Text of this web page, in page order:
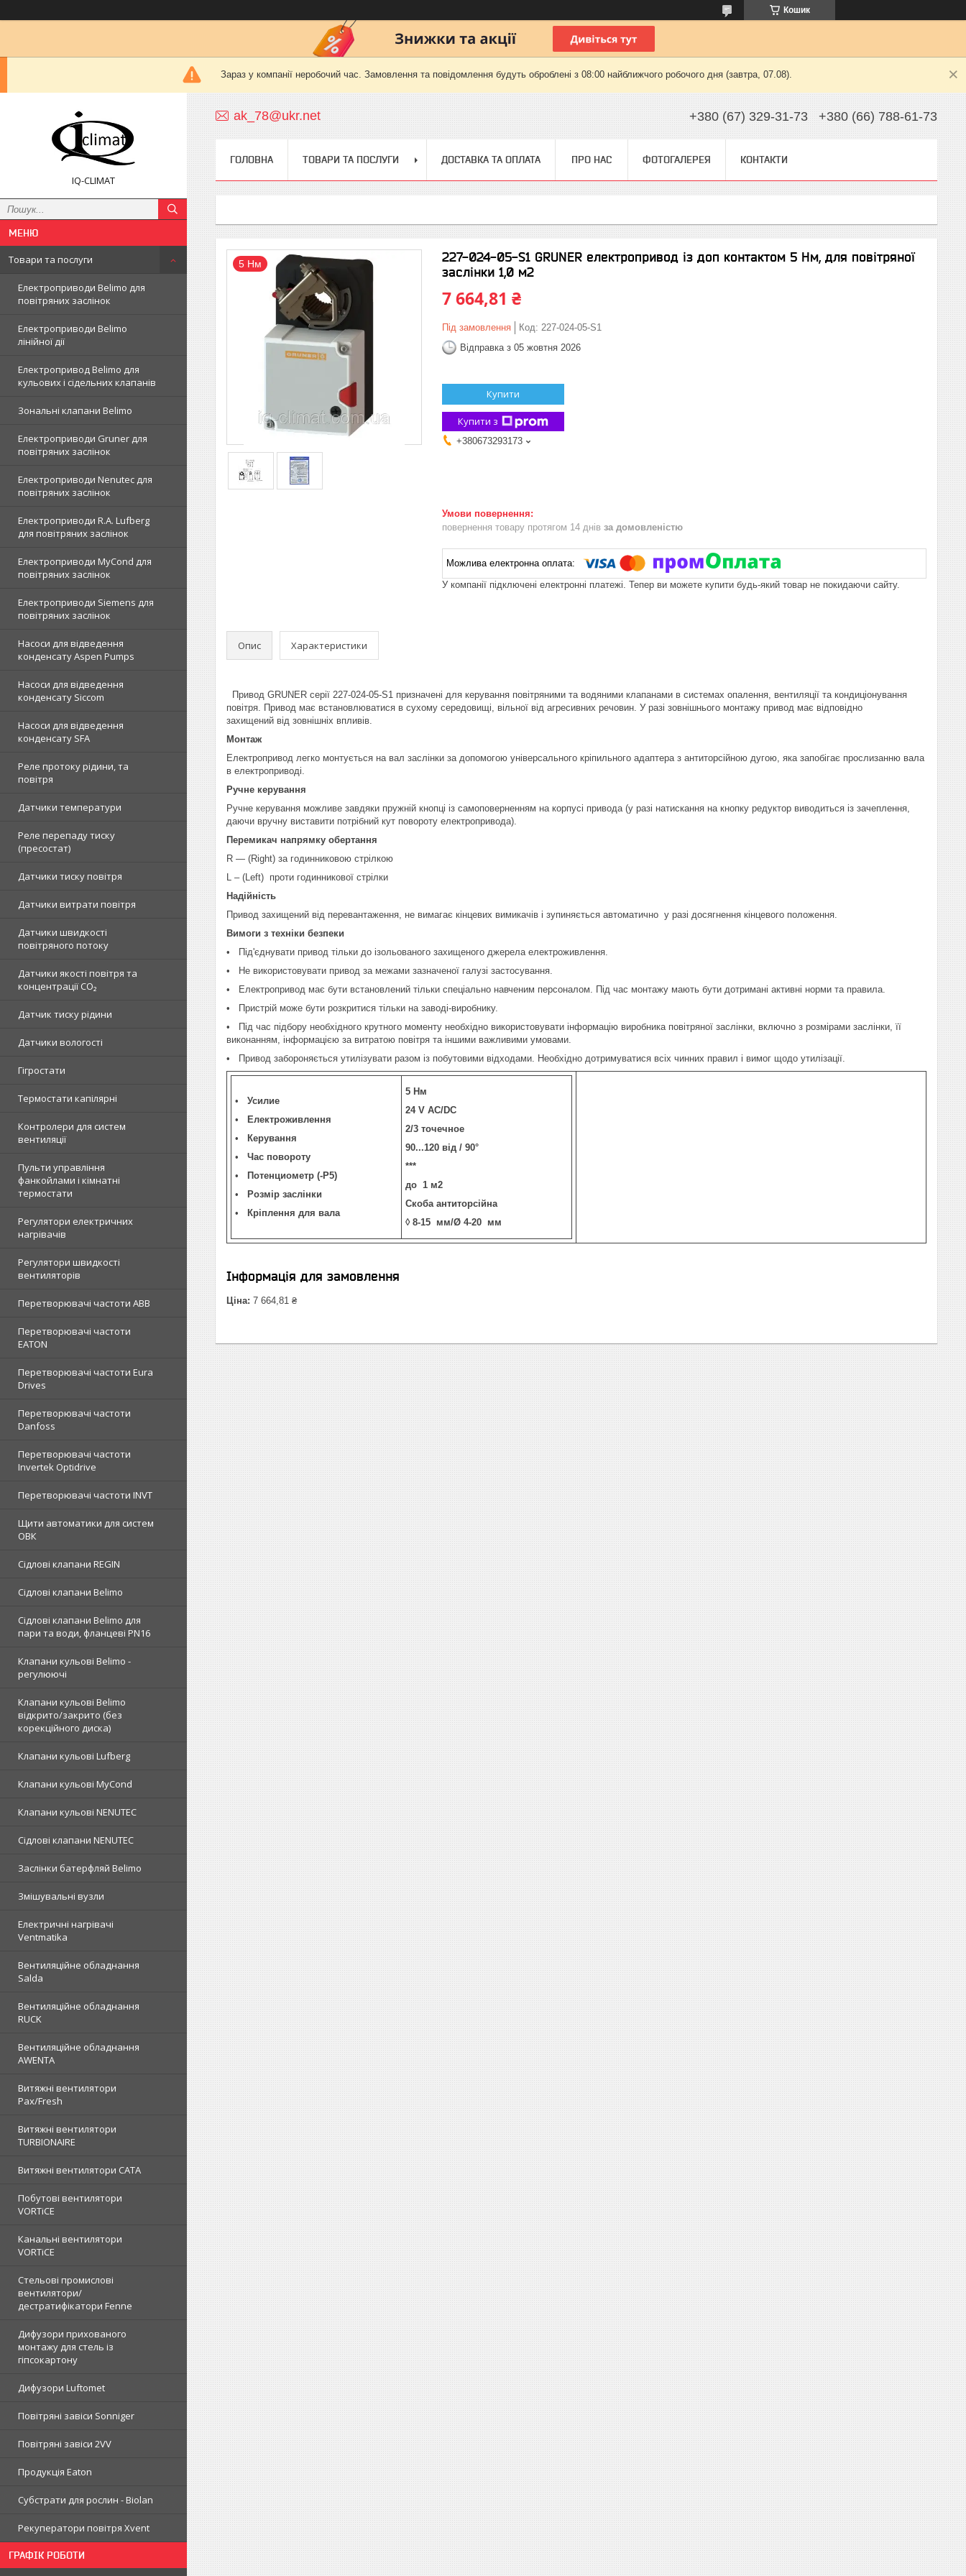
Кошик
Зараз у компанії неробочий час. Замовлення та повідомлення будуть оброблені з 08:00 найближчого робочого дня (завтра, 07.08).
IQ-CLIMAT
Товари та послуги
Електроприводи Belimo для
повітряних заслінок
Електроприводи Belimo
лінійної дії
Електропривод Belimo для
кульових і сідельних клапанів
Зональні клапани Belimo
Електроприводи Gruner для
повітряних заслінок
Електроприводи Nenutec для
повітряних заслінок
Електроприводи R.A. Lufberg
для повітряних заслінок
Електроприводи MyCond для
повітряних заслінок
Електроприводи Siemens для
повітряних заслінок
Насоси для відведення
конденсату Aspen Pumps
Насоси для відведення
конденсату Siccom
Насоси для відведення
конденсату SFA
Реле протоку рідини, та
повітря
Датчики температури
Реле перепаду тиску
(пресостат)
Датчики тиску повітря
Датчики витрати повітря
Датчики швидкості
повітряного потоку
Датчики якості повітря та
концентрації CO₂
Датчик тиску рідини
Датчики вологості
Гігростати
Термостати капілярні
Контролери для систем
вентиляції
Пульти управління
фанкойлами і кімнатні
термостати
Регулятори електричних
нагрівачів
Регулятори швидкості
вентиляторів
Перетворювачі частоти ABB
Перетворювачі частоти
EATON
Перетворювачі частоти Eura
Drives
Перетворювачі частоти
Danfoss
Перетворювачі частоти
Invertek Optidrive
Перетворювачі частоти INVT
Щити автоматики для систем
ОВК
Сідлові клапани REGIN
Сідлові клапани Belimo
Сідлові клапани Belimo для
пари та води, фланцеві PN16
Клапани кульові Belimo -
регулюючі
Клапани кульові Belimo
відкрито/закрито (без
корекційного диска)
Клапани кульові Lufberg
Клапани кульові MyCond
Клапани кульові NENUTEC
Сідлові клапани NENUTEC
Заслінки батерфляй Belimo
Змішувальні вузли
Електричні нагрівачі
Ventmatika
Вентиляційне обладнання
Salda
Вентиляційне обладнання
RUCK
Вентиляційне обладнання
AWENTA
Витяжні вентилятори
Pax/Fresh
Витяжні вентилятори
TURBIONAIRE
Витяжні вентилятори CATA
Побутові вентилятори
VORTiCE
Канальні вентилятори
VORTiCE
Стельові промислові
вентилятори/
дестратифікатори Fenne
Дифузори прихованого
монтажу для стель із
гіпсокартону
Дифузори Luftomet
Повітряні завіси Sonniger
Повітряні завіси 2VV
Продукція Eaton
Субстрати для рослин - Biolan
Рекуператори повітря Xvent
ГРАФІК РОБОТИ
ak_78@ukr.net +380 (67) 329-31-73 +380 (66) 788-61-73
ГОЛОВНА ТОВАРИ ТА ПОСЛУГИ ДОСТАВКА ТА ОПЛАТА ПРО НАС ФОТОГАЛЕРЕЯ КОНТАКТИ
5 Нм
227-024-05-S1 GRUNER електропривод із доп контактом 5 Нм, для повітряної
заслінки 1,0 м2
7 664,81 ₴
Під замовлення Код: 227-024-05-S1
Відправка з 05 жовтня 2026
Купити
Купити з
+380673293173
повернення товару протягом 14 днів за домовленістю
У компанії підключені електронні платежі. Тепер ви можете купити будь-який товар не покидаючи сайту.
Опис Характеристики
Привод GRUNER серії 227-024-05-S1 призначені для керування повітряними та водяними клапанами в системах опалення, вентиляції та кондиціонування
повітря. Привод має встановлюватися в сухому середовищі, вільної від агресивних речовин. У разі зовнішнього монтажу привод має відповідно
захищений від зовнішніх впливів.
Монтаж
Електропривод легко монтується на вал заслінки за допомогою універсального кріпильного адаптера з антиторсійною дугою, яка запобігає прослизанню вала
в електроприводі.
Ручне керування
Ручне керування можливе завдяки пружній кнопці із самоповерненням на корпусі привода (у разі натискання на кнопку редуктор виводиться із зачеплення,
даючи вручну виставити потрібний кут повороту електропривода).
Перемикач напрямку обертання
R — (Right) за годинниковою стрілкою
L – (Left) проти годинникової стрілки
Надійність
Привод захищений від перевантаження, не вимагає кінцевих вимикачів і зупиняється автоматично у разі досягнення кінцевого положення.
Вимоги з техніки безпеки
• Під'єднувати привод тільки до ізольованого захищеного джерела електроживлення.
• Не використовувати привод за межами зазначеної галузі застосування.
• Електропривод має бути встановлений тільки спеціально навченим персоналом. Під час монтажу мають бути дотримані активні норми та правила.
• Пристрій може бути розкритися тільки на заводі-виробнику.
• Під час підбору необхідного крутного моменту необхідно використовувати інформацію виробника повітряної заслінки, включно з розмірами заслінки, її
виконанням, інформацією за витратою повітря та іншими важливими умовами.
• Привод забороняється утилізувати разом із побутовими відходами. Необхідно дотримуватися всіх чинних правил і вимог щодо утилізації.
• Усилие
•
Електроживлення
•
Керування
• Час повороту
•
Потенциометр (-P5)
•
Розмір заслінки
•
Кріплення для вала
5 Нм
24 V AC/DC
2/3 точечное
90...120 від / 90°
***
до 1 м2
Скоба антиторсійна
◊ 8-15 мм/Ø 4-20 мм
Інформація для замовлення
Ціна: 7 664,81 ₴